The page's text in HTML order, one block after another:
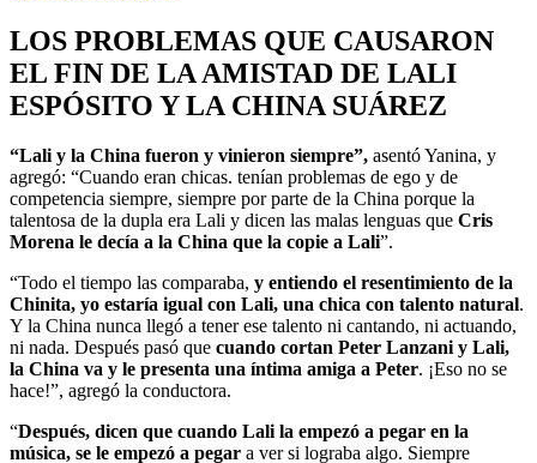
LOS PROBLEMAS QUE CAUSARON
EL FIN DE LA AMISTAD DE LALI
ESPÓSITO Y LA CHINA SUÁREZ
“Lali y la China fueron y vinieron siempre”, asentó Yanina, y
agregó: “Cuando eran chicas. tenían problemas de ego y de
competencia siempre, siempre por parte de la China porque la
talentosa de la dupla era Lali y dicen las malas lenguas que Cris
Morena le decía a la China que la copie a Lali”.
“Todo el tiempo las comparaba, y entiendo el resentimiento de la
Chinita, yo estaría igual con Lali, una chica con talento natural.
Y la China nunca llegó a tener ese talento ni cantando, ni actuando,
ni nada. Después pasó que cuando cortan Peter Lanzani y Lali,
la China va y le presenta una íntima amiga a Peter. ¡Eso no se
hace!”, agregó la conductora.
“Después, dicen que cuando Lali la empezó a pegar en la
música, se le empezó a pegar a ver si lograba algo. Siempre